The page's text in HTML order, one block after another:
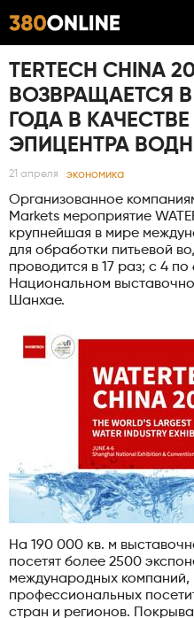
TERTECH CHINA
ВОЗВРАЩАЕТСЯ
ГОДА В
ЭПИЦЕНТРА
21 апреля экономика
Организованное
Markets мероприятие
крупнейшая в мире
для обработки питьевой
проводится в 17 раз; с 4
Национальном
Шанхае.
На 190 000 кв. м
посетят более 2500
международных компаний,
профессиональных
стран и регионов.